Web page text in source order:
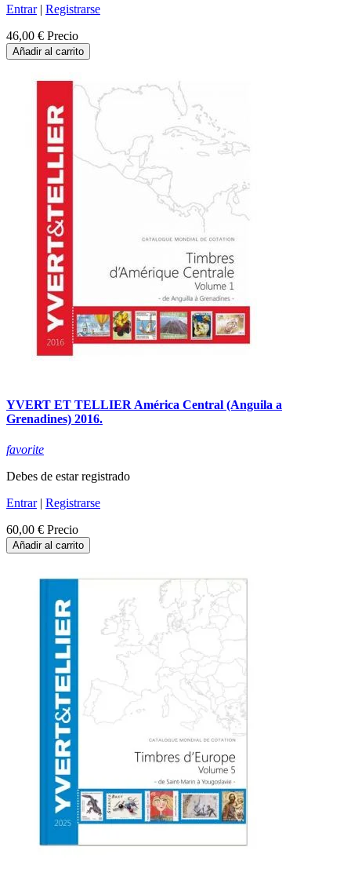
Entrar| Registrarse
46,00 € Precio
Añadir al carrito
YVERT ET TELLIER América Central (Anguila a
Grenadines) 2016.
favorite
Debes de estar registrado
Entrar| Registrarse
60,00 € Precio
Añadir al carrito